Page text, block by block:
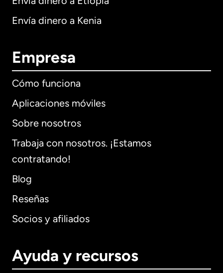
Envía dinero a Kenia
Empresa
Cómo funciona
Aplicaciones móviles
Sobre nosotros
Trabaja con nosotros. ¡Estamos
contratando!
Blog
Reseñas
Socios y afiliados
Ayuda y recursos